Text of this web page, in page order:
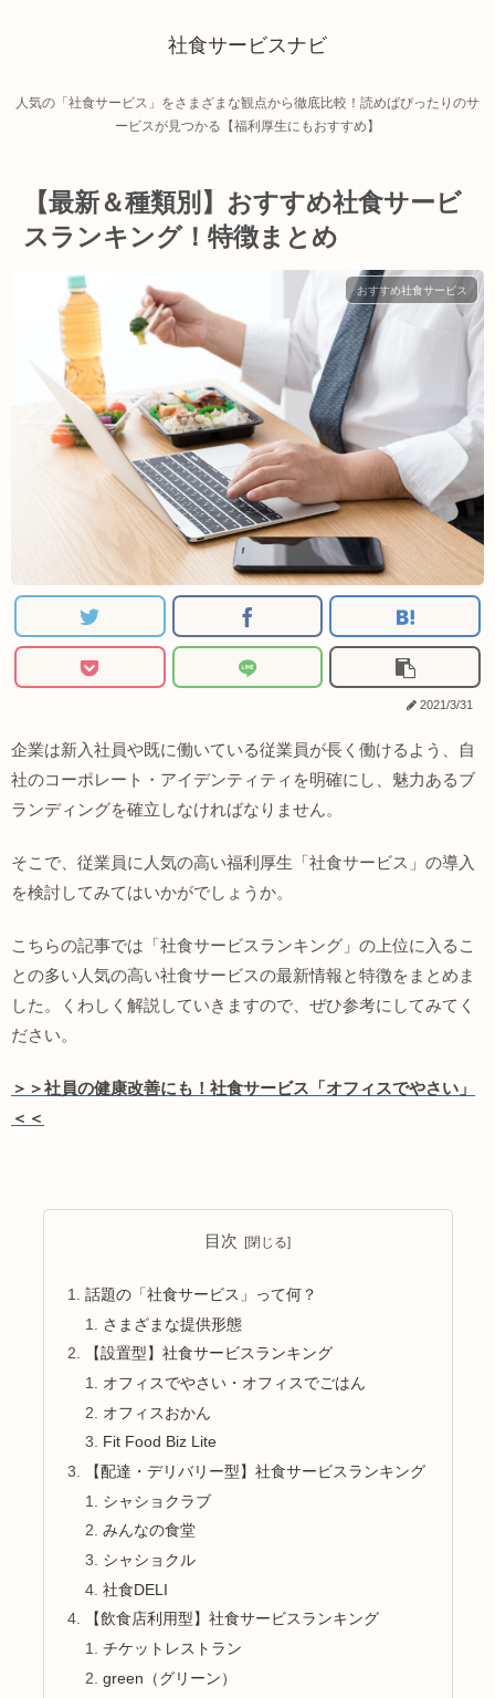
社食サービスナビ
人気の「社食サービス」をさまざまな観点から徹底比較！読めばぴったりのサ
ービスが見つかる【福利厚生にもおすすめ】
【最新＆種類別】おすすめ社食サービ
スランキング！特徴まとめ
おすすめ社食サービス
2021/3/31
企業は新入社員や既に働いている従業員が長く働けるよう、自
社のコーポレート・アイデンティティを明確にし、魅力あるブ
ランディングを確立しなければなりません。
そこで、従業員に人気の高い福利厚生「社食サービス」の導入
を検討してみてはいかがでしょうか。
こちらの記事では「社食サービスランキング」の上位に入るこ
との多い人気の高い社食サービスの最新情報と特徴をまとめま
した。
くわしく解説していきますので、ぜひ参考にしてみてく
ださい。
＞＞社員の健康改善にも！社食サービス「オフィスでやさい」
＜＜
目次
話題の「社食サービス」って何？
さまざまな提供形態
【設置型】社食サービスランキング
オフィスでやさい・オフィスでごはん
オフィスおかん
Fit Food Biz Lite
【配達・デリバリー型】社食サービスランキング
シャショクラブ
みんなの食堂
シャショクル
社食DELI
【飲食店利用型】社食サービスランキング
チケットレストラン
green（グリーン）